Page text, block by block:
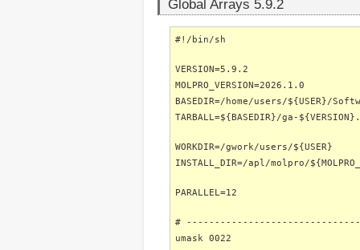
Global Arrays 5.9.2
#!/bin/sh
VERSION=5.9.2
MOLPRO_VERSION=2026.1.0
BASEDIR=/home/users/${USER}/
TARBALL=${BASEDIR}/ga-
WORKDIR=/gwork/users/${USER}
INSTALL_DIR=/apl/molpro/
PARALLEL=12
#
umask 0022